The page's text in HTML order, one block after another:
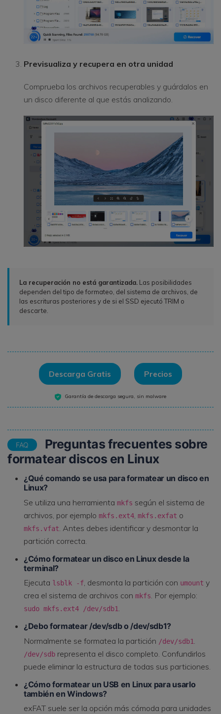
Previsualiza y recupera en otra unidad
Comprueba los archivos recuperables y guárdalos en
un disco diferente al que estás analizando.
La recuperación no está garantizada. Las posibilidades
dependen del tipo de formateo, del sistema de archivos, de
las escrituras posteriores y de si el SSD ejecutó TRIM o
descarte.
Descarga Gratis Precios
Garantía de descarga segura, sin malware
FAQ
Preguntas frecuentes sobre
formatear discos en Linux
¿Qué comando se usa para formatear un disco en
Linux?
Se utiliza una herramienta mkfs según el sistema de
archivos, por ejemplo mkfs.ext4 mkfs.exfat o
mkfs.vfat . Antes debes identificar y desmontar la
partición correcta.
¿Cómo formatear un disco en Linux desde la
terminal?
Ejecuta lsblk -f, desmonta la partición con umount y
crea el sistema de archivos con mkfs. Por ejemplo:
sudo mkfs.ext4 /dev/sdb1.
¿Debo formatear /dev/sdb o /dev/sdb1?
Normalmente se formatea la partición /dev/sdb1
/dev/sdb representa el disco completo. Confundirlos
puede eliminar la estructura de todas sus particiones.
¿Cómo formatear un USB en Linux para usarlo
también en Windows?
exFAT suele ser la opción más cómoda para unidades